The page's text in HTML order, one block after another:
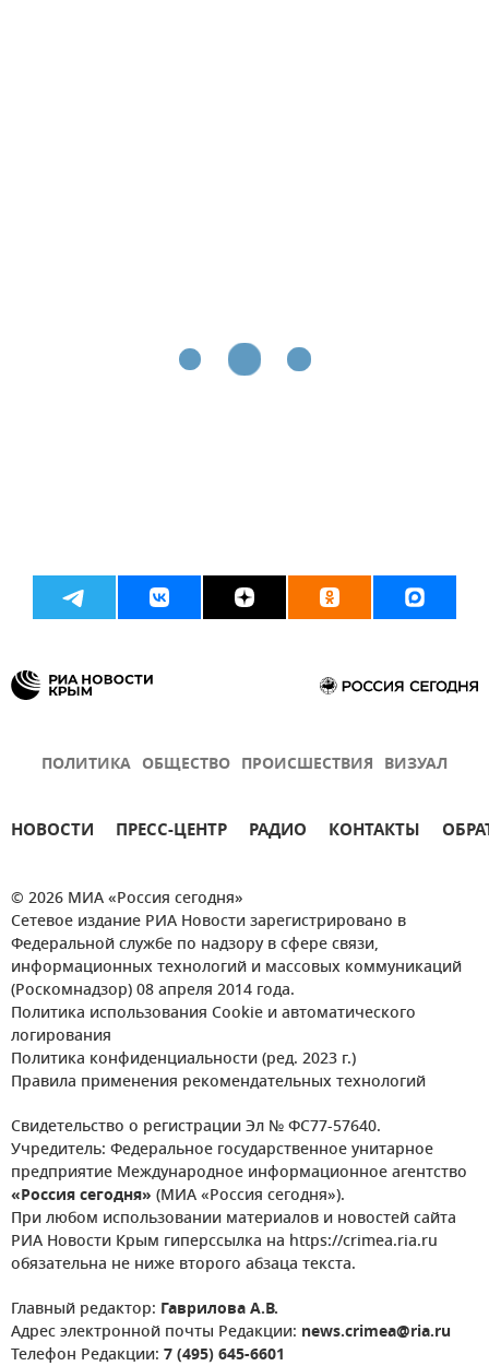
ПОЛИТИКА ОБЩЕСТВО ПРОИСШЕСТВИЯ ВИЗУАЛ
НОВОСТИ ПРЕСС-ЦЕНТР РАДИО КОНТАКТЫ
© 2026 МИА «Россия сегодня»
Сетевое издание РИА Новости зарегистрировано в
Федеральной службе по надзору в сфере связи,
информационных технологий и массовых коммуникаций
(Роскомнадзор) 08 апреля 2014 года.
Политика использования Cookie и автоматического
логирования
Политика конфиденциальности (ред. 2023 г.)
Правила применения рекомендательных технологий
Свидетельство о регистрации Эл № ФС77-57640.
Учредитель: Федеральное государственное унитарное
предприятие Международное информационное агентство
«Россия сегодня» (МИА «Россия сегодня»).
При любом использовании материалов и новостей сайта
РИА Новости Крым гиперссылка на https://crimea.ria.ru
обязательна не ниже второго абзаца текста.
Главный редактор: Гаврилова А.В.
Адрес электронной почты Редакции: news.crimea@ria.ru
Телефон Редакции: 7 (495) 645-6601